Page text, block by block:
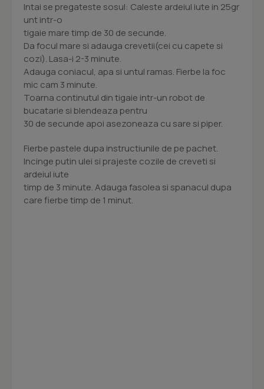
Intai se pregateste sosul: Caleste ardeiul iute in 25gr
unt intr-o
tigaie mare timp de 30 de secunde.
Da focul mare si adauga crevetii(cei cu capete si
cozi). Lasa-i 2-3 minute.
Adauga coniacul, apa si untul ramas. Fierbe la foc
mic cam 3 minute.
Toarna continutul din tigaie intr-un robot de
bucatarie si blendeaza pentru
30 de secunde apoi asezoneaza cu sare si piper.
Fierbe pastele dupa instructiunile de pe pachet.
Incinge putin ulei si prajeste cozile de creveti si
ardeiul iute
timp de 3 minute. Adauga fasolea si spanacul dupa
care fierbe timp de 1 minut.